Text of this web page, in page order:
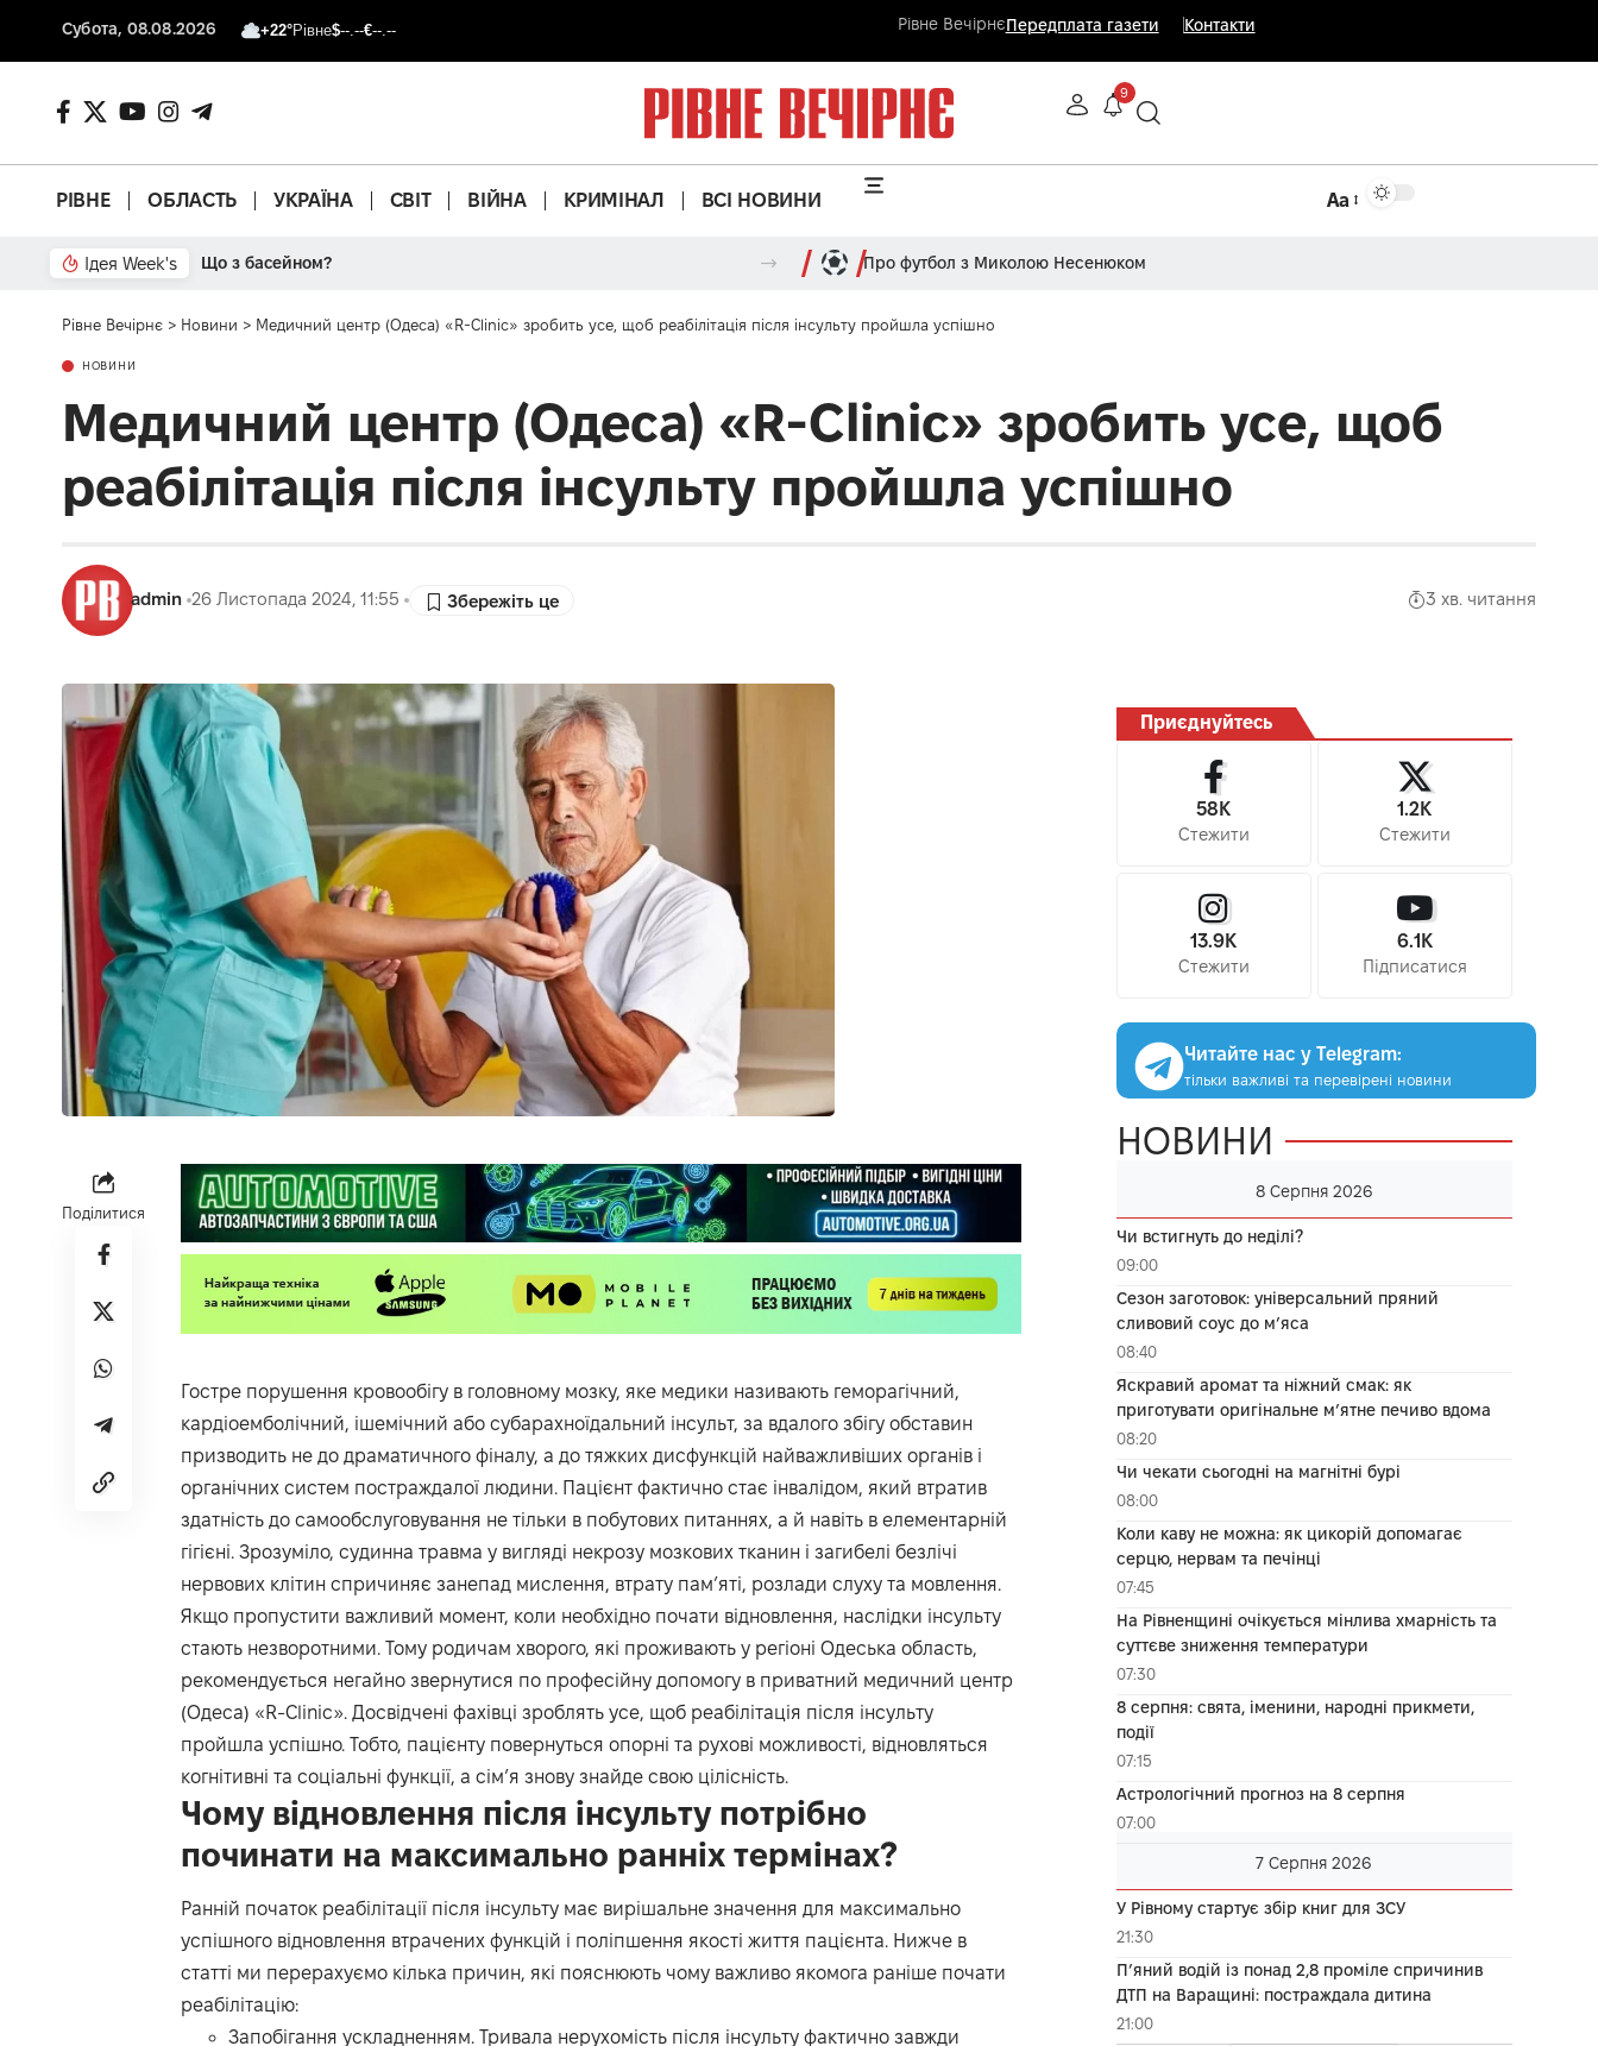
Субота, 08.08.2026 +22°Рівне$--.--€--.-- Рівне ВечірнєПередплата газети Контакти
9
РІВНЕ ОБЛАСТЬ УКРАЇНА СВІТ ВІЙНА КРИМІНАЛ ВСІ НОВИНИ Аа
Ідея Week's Від паркану до картонки Про футбол з Миколою Несенюком
Рівне Вечірнє > Новини > Медичний центр (Одеса) «R-Clinic» зробить усе, щоб реабілітація після інсульту пройшла успішно
НОВИНИ
Медичний центр (Одеса) «R-Clinic» зробить усе, щоб
реабілітація після інсульту пройшла успішно
admin 26 Листопада 2024, 11:55 3 хв. читання
Поділитися
Гостре порушення кровообігу в головному мозку, яке медики називають геморагічний,
кардіоемболічний, ішемічний або субарахноїдальний інсульт, за вдалого збігу обставин
призводить не до драматичного фіналу, а до тяжких дисфункцій найважливіших органів і
органічних систем постраждалої людини. Пацієнт фактично стає інвалідом, який втратив
здатність до самообслуговування не тільки в побутових питаннях, а й навіть в елементарній
гігієні. Зрозуміло, судинна травма у вигляді некрозу мозкових тканин і загибелі безлічі
нервових клітин спричиняє занепад мислення, втрату пам’яті, розлади слуху та мовлення.
Якщо пропустити важливий момент, коли необхідно почати відновлення, наслідки інсульту
стають незворотними. Тому родичам хворого, які проживають у регіоні Одеська область,
рекомендується негайно звернутися по професійну допомогу в приватний медичний центр
(Одеса) «R-Clinic». Досвідчені фахівці зроблять усе, щоб реабілітація після інсульту
пройшла успішно. Тобто, пацієнту повернуться опорні та рухові можливості, відновляться
когнітивні та соціальні функції, а сім’я знову знайде свою цілісність.
Чому відновлення після інсульту потрібно
починати на максимально ранніх термінах?
Ранній початок реабілітації після інсульту має вирішальне значення для максимально
успішного відновлення втрачених функцій і поліпшення якості життя пацієнта. Нижче в
статті ми перерахуємо кілька причин, які пояснюють чому важливо якомога раніше почати
реабілітацію:
Запобігання ускладненням. Тривала нерухомість після інсульту фактично завжди
Приєднуйтесь
58K
Стежити
1.2K
Стежити
13.9K
Стежити
6.1K
Підписатися
Читайте нас у Telegram:
тільки важливі та перевірені новини
НОВИНИ
8 Серпня 2026
Чи встигнуть до неділі?
09:00
Сезон заготовок: універсальний пряний
сливовий соус до мʼяса
08:40
Яскравий аромат та ніжний смак: як
приготувати оригінальне м’ятне печиво вдома
08:20
Чи чекати сьогодні на магнітні бурі
08:00
Коли каву не можна: як цикорій допомагає
серцю, нервам та печінці
07:45
На Рівненщині очікується мінлива хмарність та
суттєве зниження температури
07:30
8 серпня: свята, іменини, народні прикмети,
події
07:15
Астрологічний прогноз на 8 серпня
07:00
7 Серпня 2026
У Рівному стартує збір книг для ЗСУ
21:30
П’яний водій із понад 2,8 проміле спричинив
ДТП на Варащині: постраждала дитина
21:00